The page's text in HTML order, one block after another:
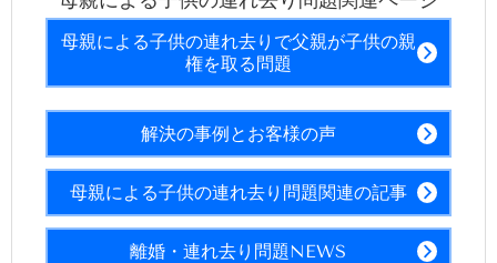
母親による子供の連れ去りで父親が子供の親
権を取る問題
解決の事例とお客様の声
母親による子供の連れ去り問題関連の記事
離婚・連れ去り問題NEWS